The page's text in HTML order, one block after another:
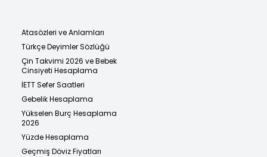
Atasözleri ve Anlamları
Türkçe Deyimler Sözlüğü
Çin Takvimi 2026 ve Bebek
Cinsiyeti Hesaplama
İETT Sefer Saatleri
Gebelik Hesaplama
Yükselen Burç Hesaplama
2026
Yüzde Hesaplama
Geçmiş Döviz Fiyatları